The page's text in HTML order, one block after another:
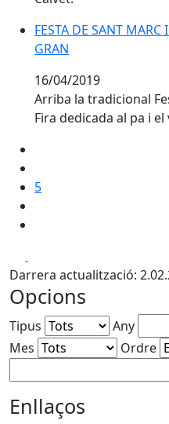
FESTA DE SANT MARC
FESTA DE SANT
GRAN
16/04/2019
Arriba la tradicional
Fira dedicada al pa i el
5
Darrera actualització:
Opcions
Tipus
Any
Mes
Ordre
Enllaços